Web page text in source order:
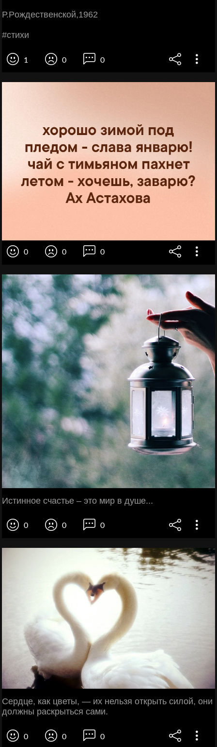
Р.Рoждecтвeнcкoй,1962
#cтихи
1 0 0
0 0 0
Истинное счастье – это мир в душе...
0 0 0
Сердце, как цветы, — их нельзя открыть силой, они
должны раскрыться сами.
0 0 0